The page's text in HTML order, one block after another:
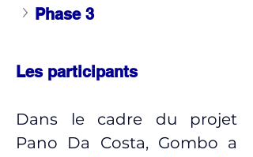
Phase 3
Les participants
Dans le cadre du projet
Pano Da Costa, Gombo a